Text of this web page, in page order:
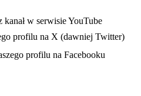
nowej karcie
kanał w serwisie YouTube
profilu na X (dawniej Twitter)
w nowej karcieprofilu na Facebooku